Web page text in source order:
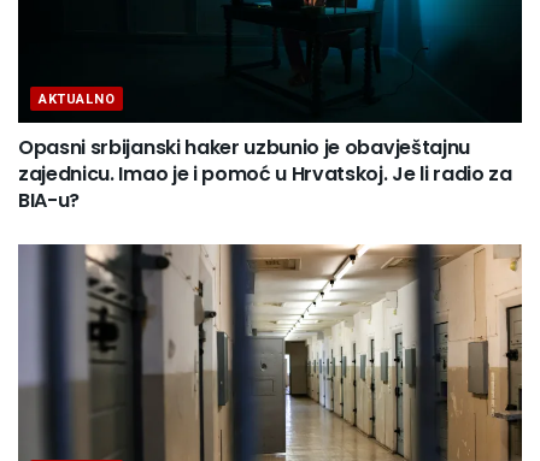
AKTUALNO
Opasni srbijanski haker uzbunio je obavještajnu
zajednicu. Imao je i pomoć u Hrvatskoj. Je li radio za
BIA-u?